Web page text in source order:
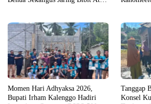
Momen Hari Adhyaksa 2026,
Bupati Irham Kalenggo Hadiri
Tanggap
Konsel